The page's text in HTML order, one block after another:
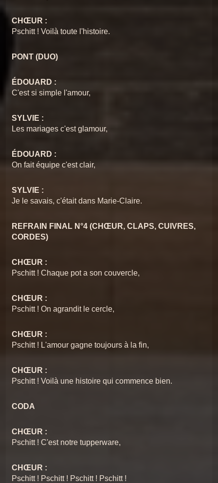
CHŒUR :
Pschitt ! Voilà toute l'histoire.
PONT (DUO)
ÉDOUARD :
C'est si simple l'amour,
SYLVIE :
Les mariages c'est glamour,
ÉDOUARD :
On fait équipe c'est clair,
SYLVIE :
Je le savais, c'était dans Marie-Claire.
REFRAIN FINAL N°4 (CHŒUR, CLAPS, CUIVRES,
CORDES)
CHŒUR :
Pschitt ! Chaque pot a son couvercle,
CHŒUR :
Pschitt ! On agrandit le cercle,
CHŒUR :
Pschitt ! L'amour gagne toujours à la fin,
CHŒUR :
Pschitt ! Voilà une histoire qui commence bien.
CODA
CHŒUR :
Pschitt ! C'est notre tupperware,
CHŒUR :
Pschitt ! Pschitt ! Pschitt ! Pschitt !